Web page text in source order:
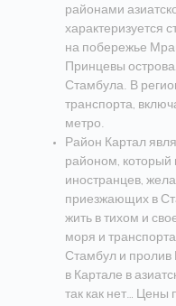
районами
характеризуется
на побережье
Принцевы
Стамбула. В
транспорта,
метро.
Район Картал
районом, который
иностранцев,
приезжающих в
жить в тихом и
моря и
Стамбул и
в Картале в
так как нет… Цены